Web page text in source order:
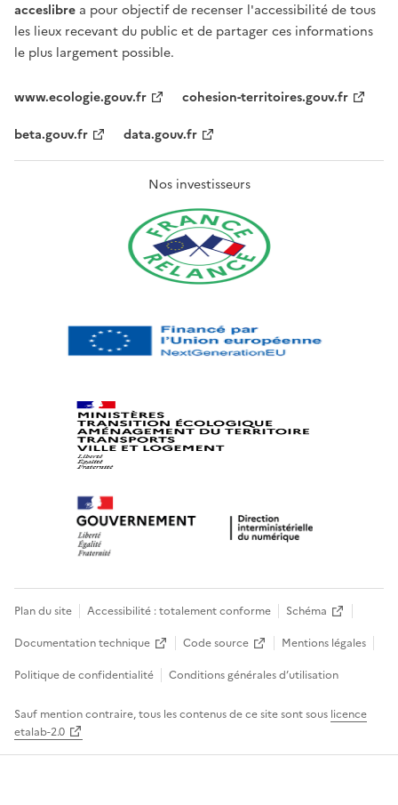
acceslibre a pour objectif de recenser l'accessibilité de tous
les lieux recevant du public et de partager ces informations
le plus largement possible.
www.ecologie.gouv.fr
cohesion-territoires.gouv.fr
beta.gouv.fr
data.gouv.fr
Nos investisseurs
Plan du site Accessibilité : totalement conforme
Schéma
Documentation technique
Code source
Mentions légales
Politique de confidentialité
Conditions générales d’utilisation
Sauf mention contraire, tous les contenus de ce site sont sous licence
etalab-2.0